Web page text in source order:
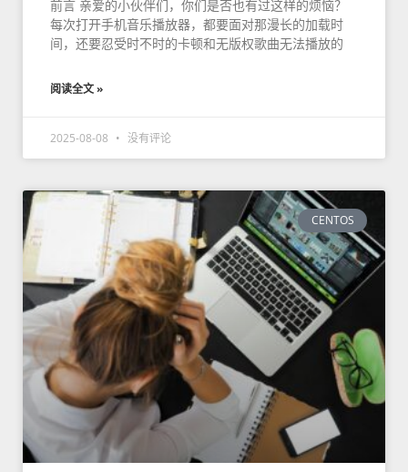
前言 亲爱的小伙伴们，你们是否也有过这样的烦恼？
每次打开手机音乐播放器，都要面对那漫长的加载时
间，还要忍受时不时的卡顿和无版权歌曲无法播放的
阅读全文 »
2025-08-08 没有评论
CENTOS